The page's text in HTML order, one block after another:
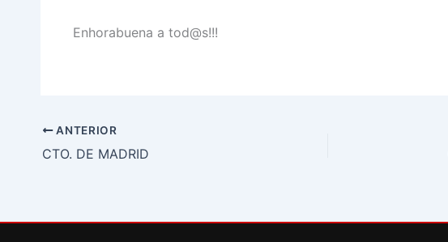
Enhorabuena a tod@s!!!
ANTERIOR
CTO. DE MADRID